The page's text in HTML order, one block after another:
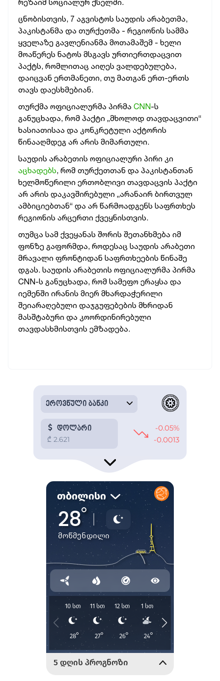
რეზაიმ სოციალურ ქსელში.
ცნობისთვის, 7 აგვისტოს საუდის არაბეთმა,
პაკისტანმა და თურქეთმა - რეგიონის სამმა
ყველაზე გავლენიანმა მოთამაშემ - ხელი
მოაწერეს ნატოს მსგავს ურთიერთდაცვით
პაქტს, რომლითაც აიღეს ვალდებულება,
დაიცვან ერთმანეთი, თუ მათგან ერთ-ერთს
თავს დაესხმებიან.
თურქმა ოფიციალურმა პირმა CNN-ს
განუცხადა, რომ პაქტი „მხოლოდ თავდაცვითი“
ხასიათისაა და კონკრეტული აქტორის
წინააღმდეგ არ არის მიმართული.
საუდის არაბეთის ოფიციალური პირი კი
აცხადებს, რომ თურქეთთან და პაკისტანთან
ხელმოწერილი ერთობლივი თავდაცვის პაქტი
არ არის დაკავშირებული „არანაირ ბირთვულ
ამბიციებთან“ და არ წარმოადგენს საფრთხეს
რეგიონის არცერთი ქვეყნისთვის.
თუმცა სამ ქვეყანას შორის შეთანხმება იმ
ფონზე გაფორმდა, როდესაც საუდის არაბეთი
მრავალი ფრონტიდან საფრთხეების წინაშე
დგას. საუდის არაბეთის ოფიციალურმა პირმა
CNN-ს განუცხადა, რომ სამეფო ერაყსა და
იემენში ირანის მიერ მხარდაჭერილი
შეიარაღებული დაჯგუფებების მხრიდან
მასშტაბური და კოორდინირებული
თავდასხმისთვის ემზადება.